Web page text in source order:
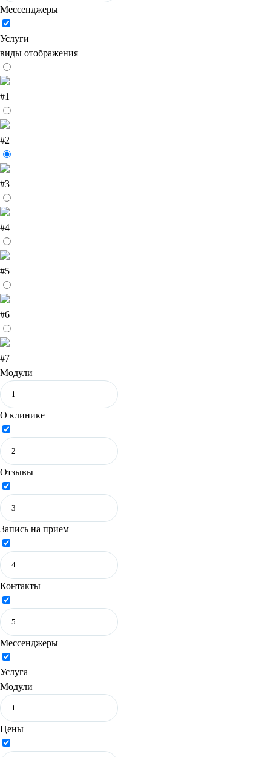
Мессенджеры
Услуги
виды отображения
#1
#2
#3
#4
#5
#6
#7
Модули
О клинике
Отзывы
Запись на прием
Контакты
Мессенджеры
Услуга
Модули
Цены